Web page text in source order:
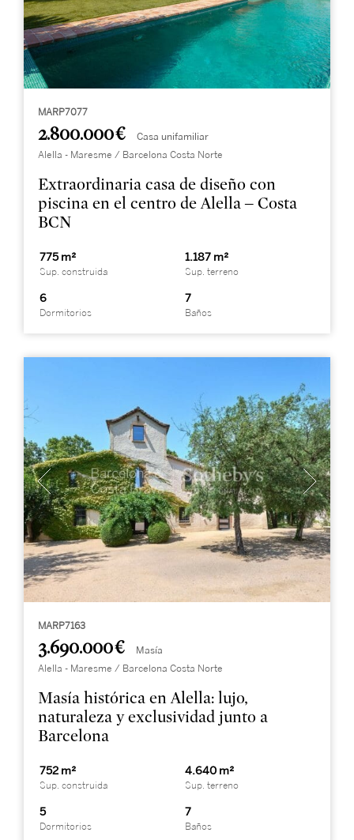
MARP7077
2.800.000 € Casa unifamiliar
Alella - Maresme / Barcelona Costa Norte
Extraordinaria casa de diseño con
piscina en el centro de Alella – Costa
BCN
775 m²
Sup. construida
1.187 m²
Sup. terreno
6
Dormitorios
7
Baños
MARP7163
3.690.000 € Masía
Alella - Maresme / Barcelona Costa Norte
Masía histórica en Alella: lujo,
naturaleza y exclusividad junto a
Barcelona
752 m²
Sup. construida
4.640 m²
Sup. terreno
5
Dormitorios
7
Baños